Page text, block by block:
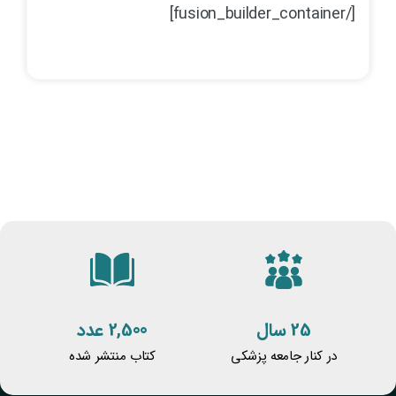
[/fusion_builder_container]
25 سال
در کنار جامعه پزشکی
2,500 عدد
کتاب منتشر شده